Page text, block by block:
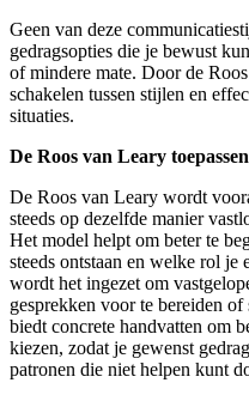
Geen van deze
gedragsopties die je bewust
of mindere mate. Door de
schakelen tussen stijlen en
situaties.
De Roos van Leary toepassen
De Roos van Leary wordt
steeds op dezelfde manier
Het model helpt om beter te
steeds ontstaan en welke rol je
wordt het ingezet om
gesprekken voor te bereiden
biedt concrete handvatten om
kiezen, zodat je gewenst
patronen die niet helpen kunt